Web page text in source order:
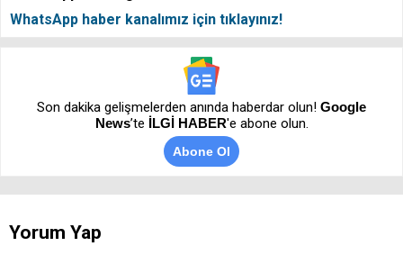
WhatsApp haber kanalımız için tıklayınız!
Son dakika gelişmelerden anında haberdar olun! Google
News’te İLGİ HABER'e abone olun.
Abone Ol
Yorum Yap